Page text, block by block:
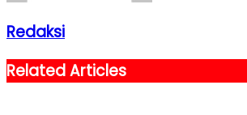
Redaksi
Related Articles